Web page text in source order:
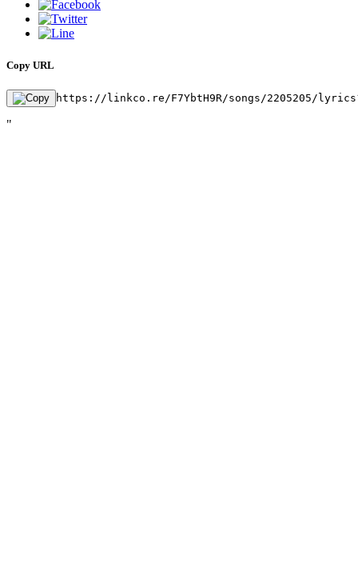
Copy URL
https://linkco.re/F7YbtH9R/songs/2205205/
"